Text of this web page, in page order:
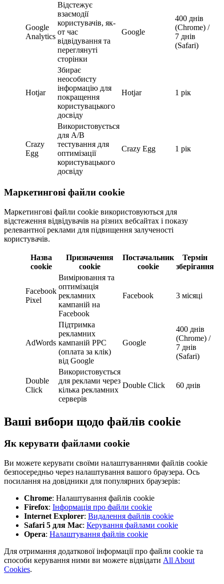
Google
Analytics
Відстежує
взаємодії
користувачів, як-
от час
відвідування та
переглянуті
сторінки
Google
400 днів
(Chrome) /
7 днів
(Safari)
Hotjar
Збирає
неособисту
інформацію для
покращення
користувацького
досвіду
Hotjar 1 рік
Crazy
Egg
Використовується
для A/B
тестування для
оптимізації
користувацького
досвіду
Crazy Egg 1 рік
Маркетингові файли cookie
Маркетингові файли cookie використовуються для
відстеження відвідувачів на різних вебсайтах і показу
релевантної реклами для підвищення залученості
користувачів.
Назва
cookie
Призначення
cookie
Постачальник
cookie
Термін
зберігання
Facebook
Pixel
Вимірювання та
оптимізація
рекламних
кампаній на
Facebook
Facebook 3 місяці
AdWords
Підтримка
рекламних
кампаній PPC
(оплата за клік)
від Google
Google
400 днів
(Chrome) /
7 днів
(Safari)
Double
Click
Використовується
для реклами через
кілька рекламних
серверів
Double Click 60 днів
Ваші вибори щодо файлів cookie
Як керувати файлами cookie
Ви можете керувати своїми налаштуваннями файлів cookie
безпосередньо через налаштування вашого браузера. Ось
посилання на довідники для популярних браузерів:
Chrome: Налаштування файлів cookie
Firefox: Інформація про файли cookie
Internet Explorer: Видалення файлів cookie
Safari 5 для Mac: Керування файлами cookie
Opera: Налаштування файлів cookie
Для отримання додаткової інформації про файли cookie та
способи керування ними ви можете відвідати All About
Cookies.